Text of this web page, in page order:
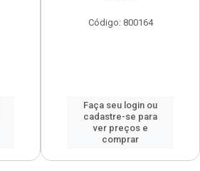
Código: 800164
Faça seu login ou
cadastre-se para
ver preços e
comprar